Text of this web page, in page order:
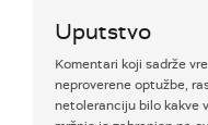
Uputstvo
Komentari koji sadrže
neproverene optužbe,
netoleranciju bilo kakve